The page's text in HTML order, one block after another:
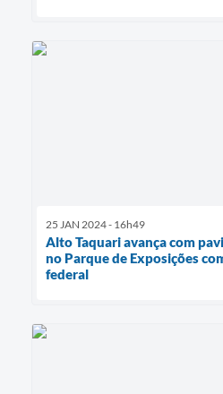
25 JAN 2024 - 16h49
Alto Taquari avança com
no Parque de Exposições
federal